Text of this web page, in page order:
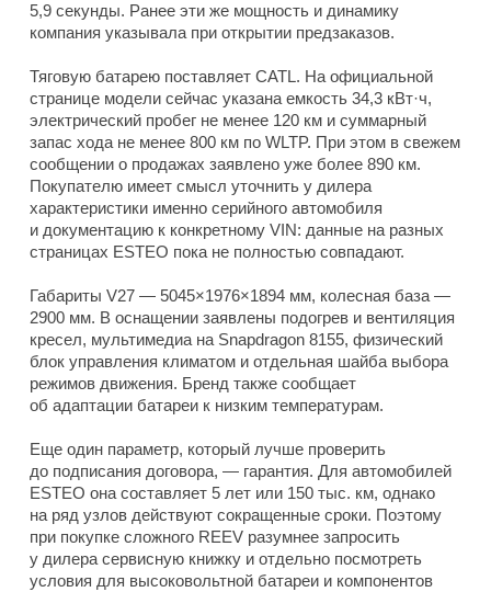
5,9 секунды. Ранее эти же мощность и динамику
компания указывала при открытии предзаказов.
Тяговую батарею поставляет CATL. На официальной
странице модели сейчас указана емкость 34,3 кВт·ч,
электрический пробег не менее 120 км и суммарный
запас хода не менее 800 км по WLTP. При этом в свежем
сообщении о продажах заявлено уже более 890 км.
Покупателю имеет смысл уточнить у дилера
характеристики именно серийного автомобиля
и документацию к конкретному VIN: данные на разных
страницах ESTEO пока не полностью совпадают.
Габариты V27 — 5045×1976×1894 мм, колесная база —
2900 мм. В оснащении заявлены подогрев и вентиляция
кресел, мультимедиа на Snapdragon 8155, физический
блок управления климатом и отдельная шайба выбора
режимов движения. Бренд также сообщает
об адаптации батареи к низким температурам.
Еще один параметр, который лучше проверить
до подписания договора, — гарантия. Для автомобилей
ESTEO она составляет 5 лет или 150 тыс. км, однако
на ряд узлов действуют сокращенные сроки. Поэтому
при покупке сложного REEV разумнее запросить
у дилера сервисную книжку и отдельно посмотреть
условия для высоковольтной батареи и компонентов